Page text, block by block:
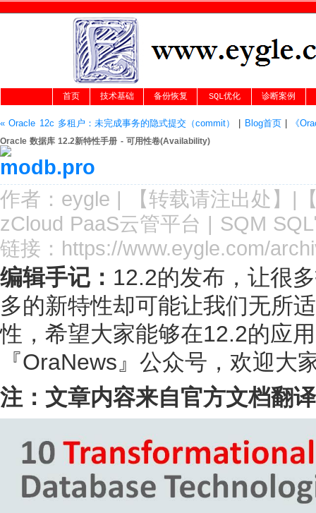
首页 技术基础 备份恢复 SQL优化 诊断案例
« Oracle 12c 多租户：未完成事务的隐式提交（commit） Blog首页| 《
Oracle 数据库 12.2新特性手册 - 可用性卷(Availability)
作者： eygle | 【转载请注出处 】|
zCloud PaaS云管平台 | SQM
链接： https://www.eygle.com/
编辑手记： 12.2的发布，让很
多的新特性却可能让我们无所
性，希望大家能够在12.2的应
『OraNews』公众号，欢迎大
注：文章内容来自官方文档翻